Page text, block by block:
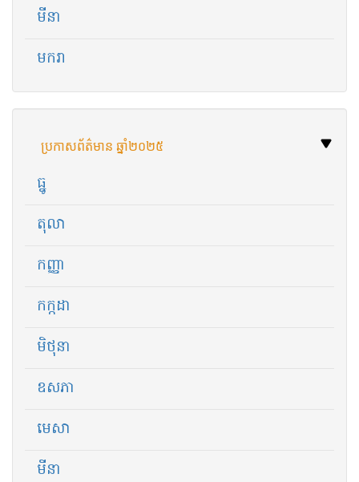
មីនា
មករា
ប្រកាសព័ត៌មាន ឆ្នាំ​២០២៥
ធ្នូ
តុលា
កញ្ញា
កក្កដា
មិថុនា
ឧសភា
មេសា
មីនា